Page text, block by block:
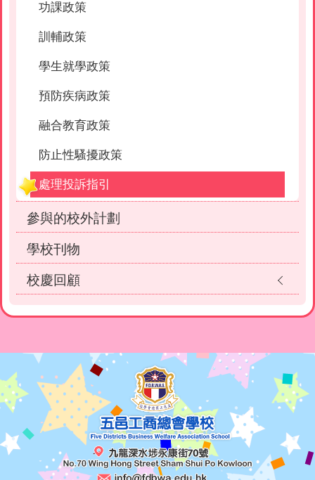
功課政策
訓輔政策
學生就學政策
預防疾病政策
融合教育政策
防止性騷擾政策
處理投訴指引
參與的校外計劃
學校刊物
校慶回顧